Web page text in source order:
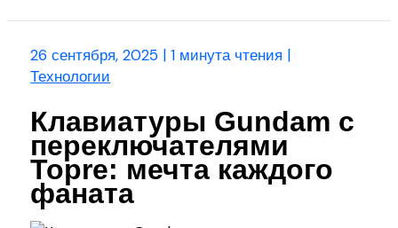
26 сентября, 2025 |1 минута чтения |
Технологии
Клавиатуры Gundam с
переключателями
Topre: мечта каждого
фаната